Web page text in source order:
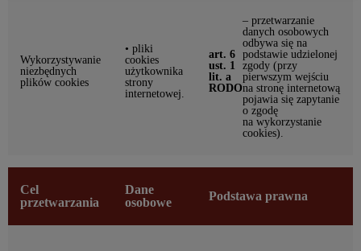
Wykorzystywanie
niezbędnych
plików cookies
• pliki
cookies
użytkownika
strony
internetowej.
art. 6
ust. 1
lit. a
RODO
– przetwarzanie
danych osobowych
odbywa się na
podstawie udzielonej
zgody (przy
pierwszym wejściu
na stronę internetową
pojawia się zapytanie
o zgodę
na wykorzystanie
cookies).
Cel
przetwarzania
Dane
osobowe
Podstawa prawna